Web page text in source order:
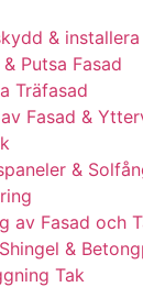
&
Putsa Fasad
Träfasad
Fasad &
&
av Fasad och
&
Tak